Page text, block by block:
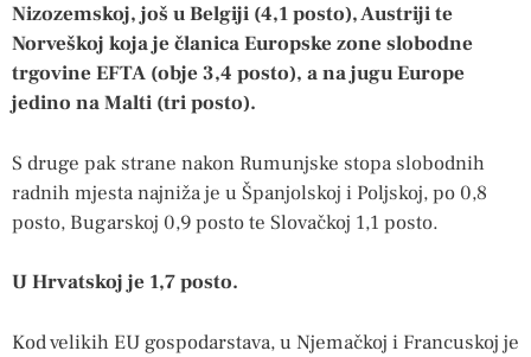
Nizozemskoj, još u Belgiji (4,1 posto), Austriji te
Norveškoj koja je članica Europske zone slobodne
trgovine EFTA (obje 3,4 posto), a na jugu Europe
jedino na Malti (tri posto).
S druge pak strane nakon Rumunjske stopa slobodnih
radnih mjesta najniža je u Španjolskoj i Poljskoj, po 0,8
posto, Bugarskoj 0,9 posto te Slovačkoj 1,1 posto.
U Hrvatskoj je 1,7 posto.
Kod velikih EU gospodarstava, u Njemačkoj i Francuskoj je